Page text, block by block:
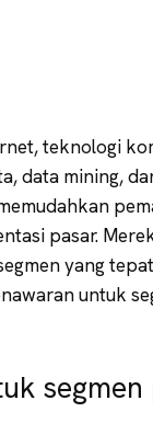
teknologi
data mining,
pasar.
yang
untuk
segmen